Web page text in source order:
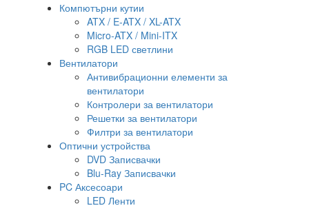
Компютърни кутии
ATX / E-ATX / XL-ATX
Micro-ATX / Mini-ITX
RGB LED светлини
Вентилатори
Антивибрационни елементи за
вентилатори
Контролери за вентилатори
Решетки за вентилатори
Филтри за вентилатори
Оптични устройства
DVD Записвачки
Blu-Ray Записвачки
PC Аксесоари
LED Ленти